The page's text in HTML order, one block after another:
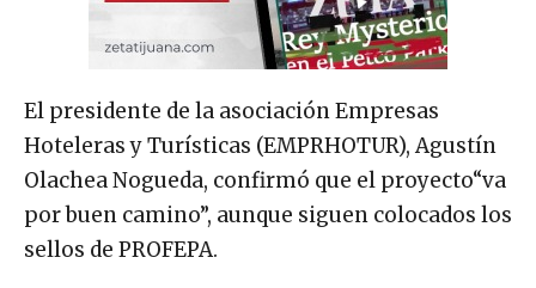
El presidente de la asociación Empresas
Hoteleras y Turísticas (EMPRHOTUR), Agustín
Olachea Nogueda, confirmó que el proyecto“va
por buen camino”, aunque siguen colocados los
sellos de PROFEPA.